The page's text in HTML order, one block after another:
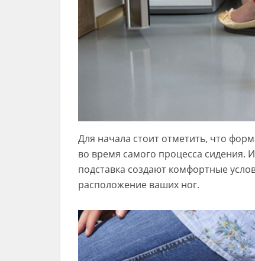
Для начала стоит отметить, что
во время самого процесса сидения.
подставка создают комфортные
расположение ваших ног.